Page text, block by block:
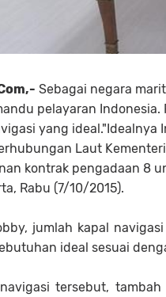
Sebagai negara
pelayaran
yang ideal."Idealnya
Laut
kontrak pengadaan 8
Rabu (7/10/2015).
jumlah kapal
ideal sesuai
tersebut,